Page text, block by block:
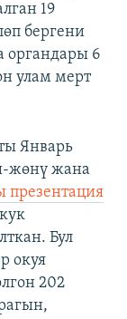
19
бергени
органдары 6
улам мерт
Январь
жөнү жана
презентация
Бул
окуя
202